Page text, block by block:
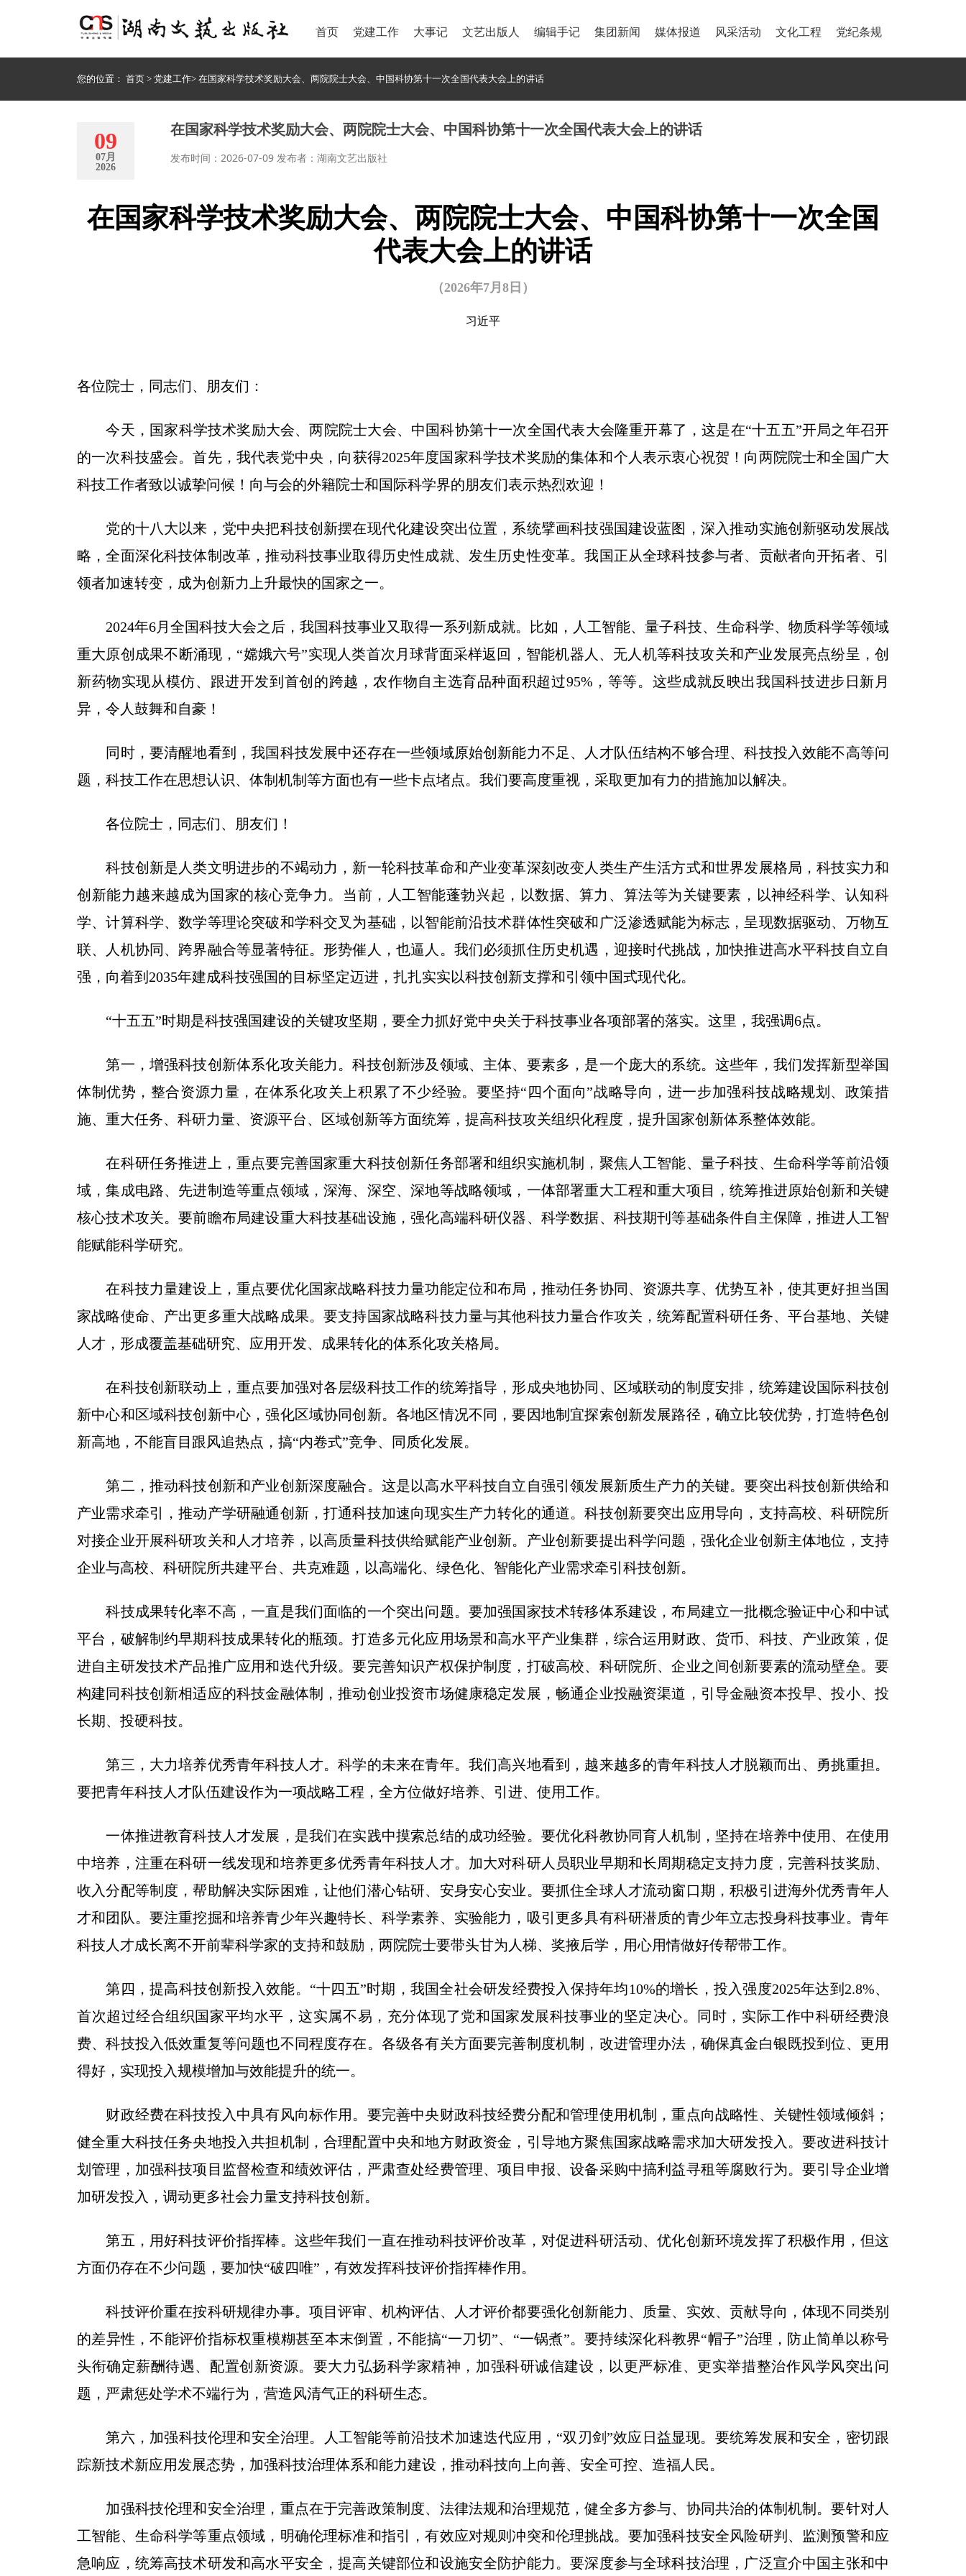
首页 党建工作 大事记 文艺出版人 编辑手记 集团新闻 媒体报道 风采活动 文化工程 党纪条规
您的位置： 首页 > 党建工作> 在国家科学技术奖励大会、两院院士大会、中国科协第十一次全国代表大会上的讲话
09
07月
2026
在国家科学技术奖励大会、两院院士大会、中国科协第十一次全国代表大会上的讲话
发布时间：2026-07-09 发布者：湖南文艺出版社
在国家科学技术奖励大会、两院院士大会、中国科协第十一次全国
代表大会上的讲话
（2026年7月8日）
习近平
各位院士，同志们、朋友们：
今天，国家科学技术奖励大会、两院院士大会、中国科协第十一次全国代表大会隆重开幕了，这是在“十五五”开局之年召开
的一次科技盛会。首先，我代表党中央，向获得2025年度国家科学技术奖励的集体和个人表示衷心祝贺！向两院院士和全国广大
科技工作者致以诚挚问候！向与会的外籍院士和国际科学界的朋友们表示热烈欢迎！
党的十八大以来，党中央把科技创新摆在现代化建设突出位置，系统擘画科技强国建设蓝图，深入推动实施创新驱动发展战
略，全面深化科技体制改革，推动科技事业取得历史性成就、发生历史性变革。我国正从全球科技参与者、贡献者向开拓者、引
领者加速转变，成为创新力上升最快的国家之一。
2024年6月全国科技大会之后，我国科技事业又取得一系列新成就。比如，人工智能、量子科技、生命科学、物质科学等领域
重大原创成果不断涌现，“嫦娥六号”实现人类首次月球背面采样返回，智能机器人、无人机等科技攻关和产业发展亮点纷呈，创
新药物实现从模仿、跟进开发到首创的跨越，农作物自主选育品种面积超过95%，等等。这些成就反映出我国科技进步日新月
异，令人鼓舞和自豪！
同时，要清醒地看到，我国科技发展中还存在一些领域原始创新能力不足、人才队伍结构不够合理、科技投入效能不高等问
题，科技工作在思想认识、体制机制等方面也有一些卡点堵点。我们要高度重视，采取更加有力的措施加以解决。
各位院士，同志们、朋友们！
科技创新是人类文明进步的不竭动力，新一轮科技革命和产业变革深刻改变人类生产生活方式和世界发展格局，科技实力和
创新能力越来越成为国家的核心竞争力。当前，人工智能蓬勃兴起，以数据、算力、算法等为关键要素，以神经科学、认知科
学、计算科学、数学等理论突破和学科交叉为基础，以智能前沿技术群体性突破和广泛渗透赋能为标志，呈现数据驱动、万物互
联、人机协同、跨界融合等显著特征。形势催人，也逼人。我们必须抓住历史机遇，迎接时代挑战，加快推进高水平科技自立自
强，向着到2035年建成科技强国的目标坚定迈进，扎扎实实以科技创新支撑和引领中国式现代化。
“十五五”时期是科技强国建设的关键攻坚期，要全力抓好党中央关于科技事业各项部署的落实。这里，我强调6点。
第一，增强科技创新体系化攻关能力。科技创新涉及领域、主体、要素多，是一个庞大的系统。这些年，我们发挥新型举国
体制优势，整合资源力量，在体系化攻关上积累了不少经验。要坚持“四个面向”战略导向，进一步加强科技战略规划、政策措
施、重大任务、科研力量、资源平台、区域创新等方面统筹，提高科技攻关组织化程度，提升国家创新体系整体效能。
在科研任务推进上，重点要完善国家重大科技创新任务部署和组织实施机制，聚焦人工智能、量子科技、生命科学等前沿领
域，集成电路、先进制造等重点领域，深海、深空、深地等战略领域，一体部署重大工程和重大项目，统筹推进原始创新和关键
核心技术攻关。要前瞻布局建设重大科技基础设施，强化高端科研仪器、科学数据、科技期刊等基础条件自主保障，推进人工智
能赋能科学研究。
在科技力量建设上，重点要优化国家战略科技力量功能定位和布局，推动任务协同、资源共享、优势互补，使其更好担当国
家战略使命、产出更多重大战略成果。要支持国家战略科技力量与其他科技力量合作攻关，统筹配置科研任务、平台基地、关键
人才，形成覆盖基础研究、应用开发、成果转化的体系化攻关格局。
在科技创新联动上，重点要加强对各层级科技工作的统筹指导，形成央地协同、区域联动的制度安排，统筹建设国际科技创
新中心和区域科技创新中心，强化区域协同创新。各地区情况不同，要因地制宜探索创新发展路径，确立比较优势，打造特色创
新高地，不能盲目跟风追热点，搞“内卷式”竞争、同质化发展。
第二，推动科技创新和产业创新深度融合。这是以高水平科技自立自强引领发展新质生产力的关键。要突出科技创新供给和
产业需求牵引，推动产学研融通创新，打通科技加速向现实生产力转化的通道。科技创新要突出应用导向，支持高校、科研院所
对接企业开展科研攻关和人才培养，以高质量科技供给赋能产业创新。产业创新要提出科学问题，强化企业创新主体地位，支持
企业与高校、科研院所共建平台、共克难题，以高端化、绿色化、智能化产业需求牵引科技创新。
科技成果转化率不高，一直是我们面临的一个突出问题。要加强国家技术转移体系建设，布局建立一批概念验证中心和中试
平台，破解制约早期科技成果转化的瓶颈。打造多元化应用场景和高水平产业集群，综合运用财政、货币、科技、产业政策，促
进自主研发技术产品推广应用和迭代升级。要完善知识产权保护制度，打破高校、科研院所、企业之间创新要素的流动壁垒。要
构建同科技创新相适应的科技金融体制，推动创业投资市场健康稳定发展，畅通企业投融资渠道，引导金融资本投早、投小、投
长期、投硬科技。
第三，大力培养优秀青年科技人才。科学的未来在青年。我们高兴地看到，越来越多的青年科技人才脱颖而出、勇挑重担。
要把青年科技人才队伍建设作为一项战略工程，全方位做好培养、引进、使用工作。
一体推进教育科技人才发展，是我们在实践中摸索总结的成功经验。要优化科教协同育人机制，坚持在培养中使用、在使用
中培养，注重在科研一线发现和培养更多优秀青年科技人才。加大对科研人员职业早期和长周期稳定支持力度，完善科技奖励、
收入分配等制度，帮助解决实际困难，让他们潜心钻研、安身安心安业。要抓住全球人才流动窗口期，积极引进海外优秀青年人
才和团队。要注重挖掘和培养青少年兴趣特长、科学素养、实验能力，吸引更多具有科研潜质的青少年立志投身科技事业。青年
科技人才成长离不开前辈科学家的支持和鼓励，两院院士要带头甘为人梯、奖掖后学，用心用情做好传帮带工作。
第四，提高科技创新投入效能。“十四五”时期，我国全社会研发经费投入保持年均10%的增长，投入强度2025年达到2.8%、
首次超过经合组织国家平均水平，这实属不易，充分体现了党和国家发展科技事业的坚定决心。同时，实际工作中科研经费浪
费、科技投入低效重复等问题也不同程度存在。各级各有关方面要完善制度机制，改进管理办法，确保真金白银既投到位、更用
得好，实现投入规模增加与效能提升的统一。
财政经费在科技投入中具有风向标作用。要完善中央财政科技经费分配和管理使用机制，重点向战略性、关键性领域倾斜；
健全重大科技任务央地投入共担机制，合理配置中央和地方财政资金，引导地方聚焦国家战略需求加大研发投入。要改进科技计
划管理，加强科技项目监督检查和绩效评估，严肃查处经费管理、项目申报、设备采购中搞利益寻租等腐败行为。要引导企业增
加研发投入，调动更多社会力量支持科技创新。
第五，用好科技评价指挥棒。这些年我们一直在推动科技评价改革，对促进科研活动、优化创新环境发挥了积极作用，但这
方面仍存在不少问题，要加快“破四唯”，有效发挥科技评价指挥棒作用。
科技评价重在按科研规律办事。项目评审、机构评估、人才评价都要强化创新能力、质量、实效、贡献导向，体现不同类别
的差异性，不能评价指标权重模糊甚至本末倒置，不能搞“一刀切”、“一锅煮”。要持续深化科教界“帽子”治理，防止简单以称号
头衔确定薪酬待遇、配置创新资源。要大力弘扬科学家精神，加强科研诚信建设，以更严标准、更实举措整治作风学风突出问
题，严肃惩处学术不端行为，营造风清气正的科研生态。
第六，加强科技伦理和安全治理。人工智能等前沿技术加速迭代应用，“双刃剑”效应日益显现。要统筹发展和安全，密切跟
踪新技术新应用发展态势，加强科技治理体系和能力建设，推动科技向上向善、安全可控、造福人民。
加强科技伦理和安全治理，重点在于完善政策制度、法律法规和治理规范，健全多方参与、协同共治的体制机制。要针对人
工智能、生命科学等重点领域，明确伦理标准和指引，有效应对规则冲突和伦理挑战。要加强科技安全风险研判、监测预警和应
急响应，统筹高技术研发和高水平安全，提高关键部位和设施安全防护能力。要深度参与全球科技治理，广泛宣介中国主张和中